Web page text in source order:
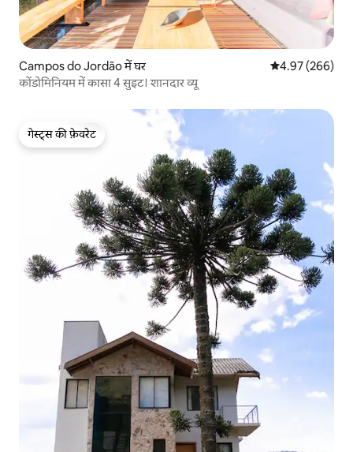
Campos do Jordão में घर औसत रेटिंग 5 में से
4.97 (266)
कोंडोमिनियम में कासा 4 सुइट। शानदार व्यू
गेस्ट्स की फ़ेवरेट
गेस्ट्स की फ़ेवरेट